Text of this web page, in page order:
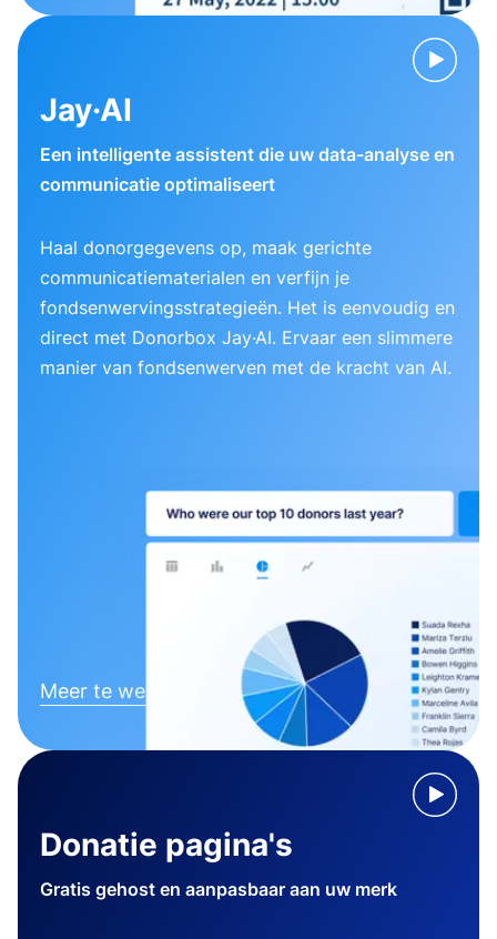
Jay·AI
Een intelligente assistent die uw data-analyse en
communicatie optimaliseert
Haal donorgegevens op, maak gerichte
communicatiematerialen en verfijn je
fondsenwervingsstrategieën. Het is eenvoudig en
direct met Donorbox Jay·AI. Ervaar een slimmere
manier van fondsenwerven met de kracht van AI.
Meer te weten komen
Donatie pagina's
Gratis gehost en aanpasbaar aan uw merk